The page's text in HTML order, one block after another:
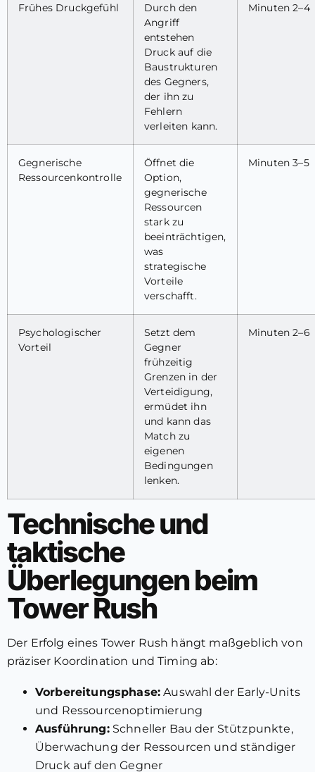
Frühes Druckgefühl
Durch den
Angriff
entstehen
Druck auf die
Baustrukturen
des Gegners,
der ihn zu
Fehlern
verleiten kann.
Minuten 2–4
Gegnerische
Ressourcenkontrolle
Öffnet die
Option,
gegnerische
Ressourcen
stark zu
beeinträchtigen,
was
strategische
Vorteile
verschafft.
Minuten 3–5
Psychologischer
Vorteil
Setzt dem
Gegner
frühzeitig
Grenzen in der
Verteidigung,
ermüdet ihn
und kann das
Match zu
eigenen
Bedingungen
lenken.
Minuten 2–6
Technische und
taktische
Überlegungen beim
Tower Rush
Der Erfolg eines Tower Rush hängt maßgeblich von
präziser Koordination und Timing ab:
Vorbereitungsphase: Auswahl der Early-Units
und Ressourcenoptimierung
Ausführung:Schneller Bau der Stützpunkte,
Überwachung der Ressourcen und ständiger
Druck auf den Gegner